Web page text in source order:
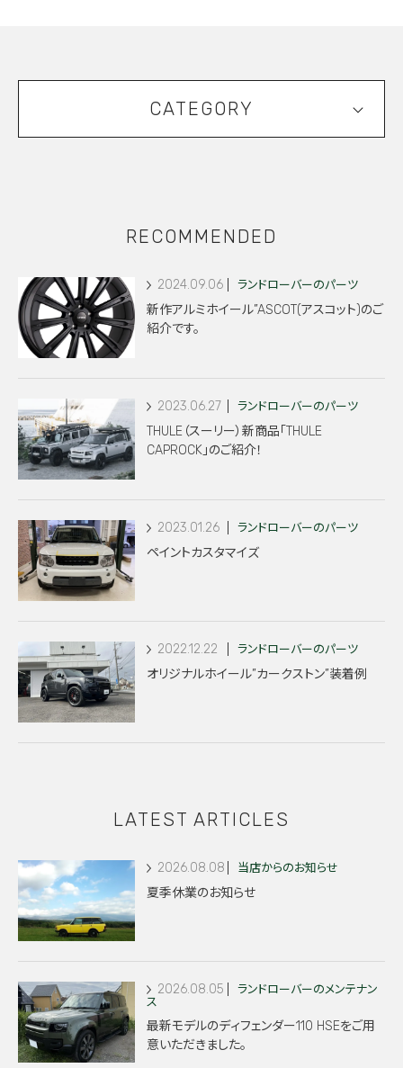
CATEGORY
RECOMMENDED
2024.09.06 ランドローバーのパーツ
新作アルミホイール”ASCOT(アスコット)のご
紹介です。
2023.06.27 ランドローバーのパーツ
THULE（スーリー）新商品「THULE
CAPROCK」のご紹介！
2023.01.26 ランドローバーのパーツ
ペイントカスタマイズ
2022.12.22 ランドローバーのパーツ
オリジナルホイール”カークストン”装着例
LATEST ARTICLES
2026.08.08 当店からのお知らせ
夏季休業のお知らせ
2026.08.05
ランドローバーのメンテナン
ス
最新モデルのディフェンダー110 HSEをご用
意いただきました。